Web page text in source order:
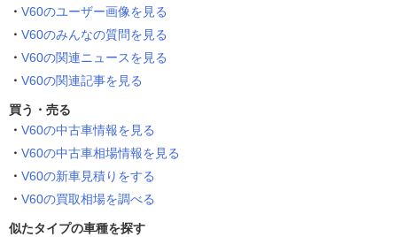
V60のユーザー画像を見る
V60のみんなの質問を見る
V60の関連ニュースを見る
V60の関連記事を見る
買う・売る
V60の中古車情報を見る
V60の中古車相場情報を見る
V60の新車見積りをする
V60の買取相場を調べる
似たタイプの車種を探す